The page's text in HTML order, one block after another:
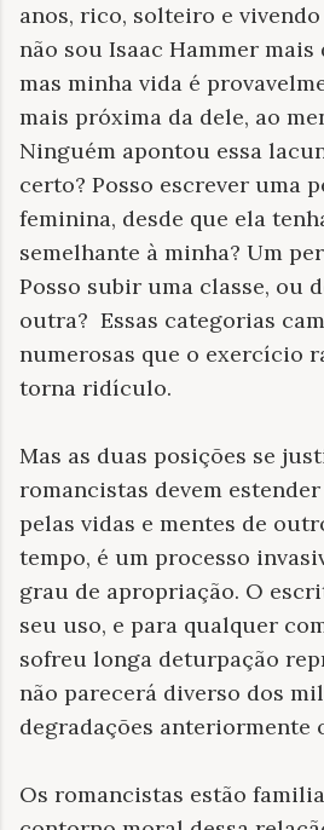
anos, rico, solteiro e
não sou Isaac Hammer mais
mas minha vida é
mais próxima da dele, ao
Ninguém apontou essa
certo? Posso escrever uma
feminina, desde que ela
semelhante à minha? Um
Posso subir uma classe, ou
outra? Essas categorias
numerosas que o exercício
torna ridículo.
Mas as duas posições se
romancistas devem
pelas vidas e mentes de
tempo, é um processo
grau de apropriação. O
seu uso, e para qualquer
sofreu longa deturpação
não parecerá diverso dos
degradações anteriormente
Os romancistas estão